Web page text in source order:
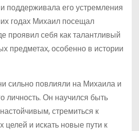
поддерживала его устремления
годах Михаил посещал
проявил себя как талантливый
предметах, особенно в истории
сильно повлияли на Михаила и
личность. Он научился быть
стремиться к
целей и искать новые пути к